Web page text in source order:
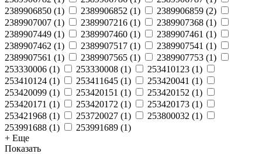
2389906850 (1) 2389906852 (1) 2389906859 (2)
2389907007 (1) 2389907216 (1) 2389907368 (1)
2389907449 (1) 2389907460 (1) 2389907461 (1)
2389907462 (1) 2389907517 (1) 2389907541 (1)
2389907561 (1) 2389907565 (1) 2389907753 (1)
253330006 (1) 253330008 (1) 253410123 (1)
253410124 (1) 253411645 (1) 253420041 (1)
253420099 (1) 253420151 (1) 253420152 (1)
253420171 (1) 253420172 (1) 253420173 (1)
253421968 (1) 253720027 (1) 253800032 (1)
253991688 (1) 253991689 (1)
+ Еще
Показать